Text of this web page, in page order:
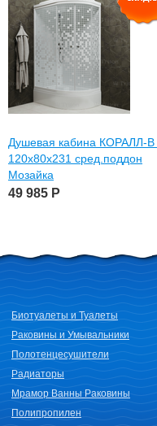
Душевая кабина КОРАЛЛ-В
120х80х231 сред.поддон
Мозайка
49 985 Р
Биотуалеты и Туалеты
Раковины и Умывальники
Полотенцесушители
Радиаторы
Мрамор Ванны Раковины
Полипропилен